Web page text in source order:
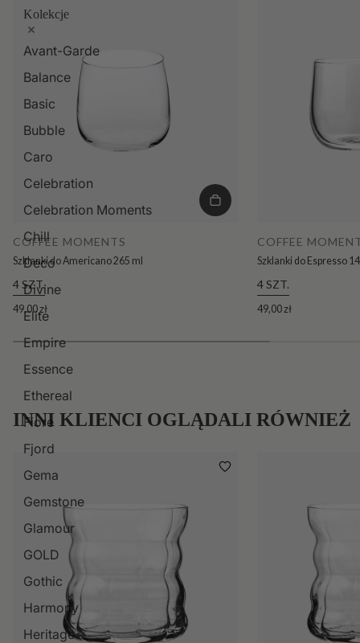
Kolekcje
Avant-Garde
Balance
Basic
Bubble
Caro
Celebration
Celebration Moments
Chill
Deco
Divine
Elite
Empire
Essence
Ethereal
Fiore
Fjord
Gema
Gemstone
Glamour
GOLD
Gothic
Harmony
Heritage
COFFEE MOMENTS
Szklanki do Americano 265 ml
4 SZT.
49,00 zł
COFFEE
Szklanki do Espresso
4 SZT.
49,00 zł
INNI KLIENCI OGLĄDALI RÓWNIEŻ